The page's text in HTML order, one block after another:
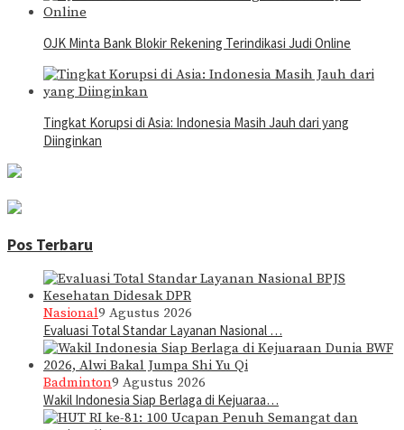
OJK Minta Bank Blokir Rekening Terindikasi Judi Online
Tingkat Korupsi di Asia: Indonesia Masih Jauh dari yang
Diinginkan
Pos Terbaru
Nasional9 Agustus 2026
Evaluasi Total Standar Layanan Nasional …
Badminton9 Agustus 2026
Wakil Indonesia Siap Berlaga di Kejuaraa…